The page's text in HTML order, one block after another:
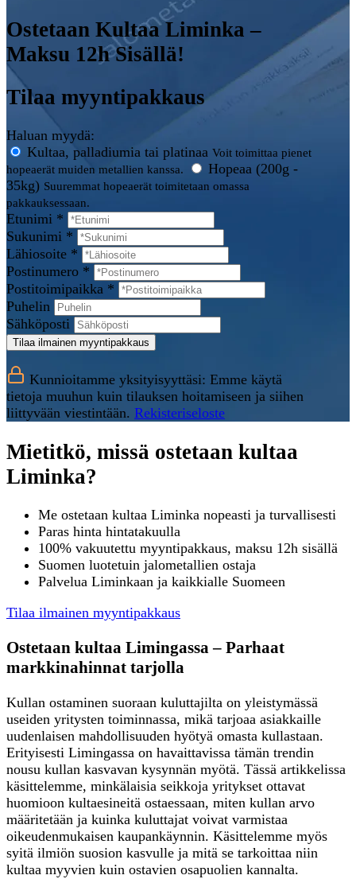
Ostetaan Kultaa Liminka –
Maksu 12h Sisällä!
Tilaa myyntipakkaus
Haluan myydä:
Kultaa, palladiumia tai platinaa Voit toimittaa pienet
hopeaerät muiden metallien kanssa.
Hopeaa (200g -
35kg) Suuremmat hopeaerät toimitetaan omassa
pakkauksessaan.
Etunimi *
Sukunimi *
Lähiosoite *
Postinumero *
Postitoimipaikka *
Puhelin
Sähköposti
Tilaa ilmainen myyntipakkaus
Kunnioitamme yksityisyyttäsi: Emme käytä
tietoja muuhun kuin tilauksen hoitamiseen ja siihen
liittyvään viestintään. Rekisteriseloste
Mietitkö, missä ostetaan kultaa
Liminka?
Me ostetaan kultaa Liminka nopeasti ja turvallisesti
Paras hinta hintatakuulla
100% vakuutettu myyntipakkaus, maksu 12h sisällä
Suomen luotetuin jalometallien ostaja
Palvelua Liminkaan ja kaikkialle Suomeen
Tilaa ilmainen myyntipakkaus
Ostetaan kultaa Limingassa – Parhaat
markkinahinnat tarjolla
Kullan ostaminen suoraan kuluttajilta on yleistymässä
useiden yritysten toiminnassa, mikä tarjoaa asiakkaille
uudenlaisen mahdollisuuden hyötyä omasta kullastaan.
Erityisesti Limingassa on havaittavissa tämän trendin
nousu kullan kasvavan kysynnän myötä. Tässä artikkelissa
käsittelemme, minkälaisia seikkoja yritykset ottavat
huomioon kultaesineitä ostaessaan, miten kullan arvo
määritetään ja kuinka kuluttajat voivat varmistaa
oikeudenmukaisen kaupankäynnin. Käsittelemme myös
syitä ilmiön suosion kasvulle ja mitä se tarkoittaa niin
kultaa myyvien kuin ostavien osapuolien kannalta.